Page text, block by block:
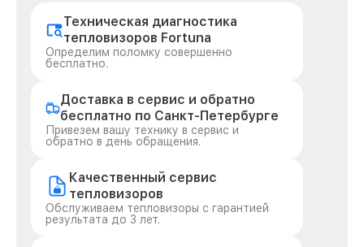
Техническая диагностика
тепловизоров Fortuna
Определим поломку совершенно
бесплатно.
Доставка в сервис и обратно
бесплатно по Санкт-Петербурге
Привезем вашу технику в сервис и
обратно в день обращения.
Качественный сервис
тепловизоров
Обслуживаем тепловизоры с гарантией
результата до 3 лет.